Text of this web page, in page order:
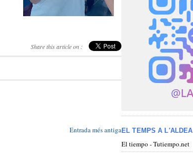
Share this article on :
Entrada més antigaEL TEMPS A L'ALDEA
El tiempo - Tutiempo.net